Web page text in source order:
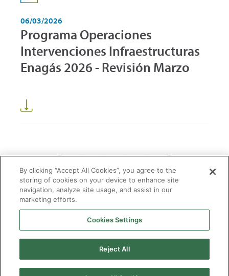
06/03/2026
Programa Operaciones
Intervenciones Infraestructuras
Enagás 2026 - Revisión Marzo
By clicking “Accept All Cookies”, you agree to the
storing of cookies on your device to enhance site
navigation, analyze site usage, and assist in our
marketing efforts.
Cookies Settings
Reject All